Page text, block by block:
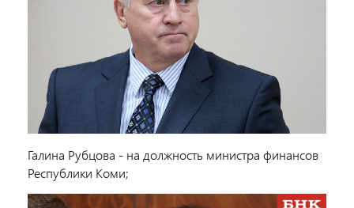
Галина Рубцова - на должность министра финансов
Республики Коми;